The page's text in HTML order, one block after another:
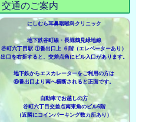
交通のご案内
にしむら耳鼻咽喉科クリニック
地下鉄谷町線・長堀鶴見緑地線
谷町六丁目駅 ①番出口上 ６階（エレベーターあり）
出口を右折すると、交差点角にビル入口があります。
地下鉄からエスカレーターをご利用の方は
⑥番出口より南へ横断されると正面です。
自動車でお越しの方
谷町六丁目交差点南東角のビル6階
（近隣にコインパーキング数カ所あり）